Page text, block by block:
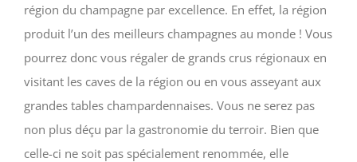
région du champagne par excellence. En effet, la région
produit l’un des meilleurs champagnes au monde ! Vous
pourrez donc vous régaler de grands crus régionaux en
visitant les caves de la région ou en vous asseyant aux
grandes tables champardennaises. Vous ne serez pas
non plus déçu par la gastronomie du terroir. Bien que
celle-ci ne soit pas spécialement renommée, elle